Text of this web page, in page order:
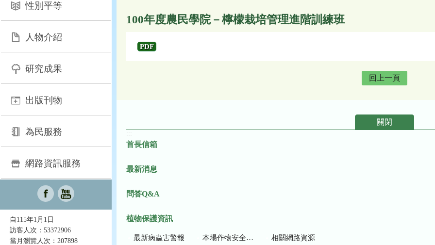
性別平等
人物介紹
研究成果
出版刊物
為民服務
網路資訊服務
自115年1月1日
訪客人次：53372906
當月瀏覽人次：207898
100年度農民學院－檸檬栽培管理進階訓練班
PDF
回上一頁
關閉
首長信箱
最新消息
問答Q&A
植物保護資訊
最新病蟲害警報 本場作物安全用藥資訊 相關網路資源